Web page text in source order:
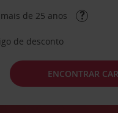
de 25 anos
de desconto
ENCONTRAR